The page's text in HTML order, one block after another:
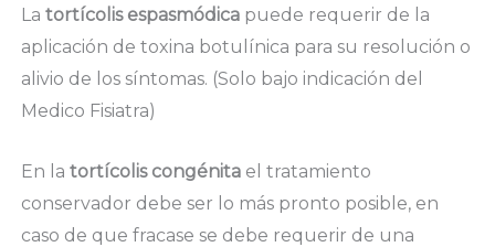
La tortícolis espasmódica puede requerir de la
aplicación de toxina botulínica para su resolución o
alivio de los síntomas. (Solo bajo indicación del
Medico Fisiatra)
En la tortícolis congénita el tratamiento
conservador debe ser lo más pronto posible, en
caso de que fracase se debe requerir de una